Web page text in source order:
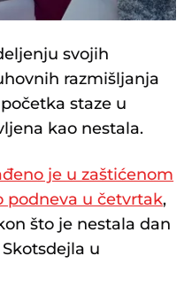
svojih
razmišljanja
staze u
kao nestala.
je u zaštićenom
podneva u četvrtak,
što je nestala dan
u